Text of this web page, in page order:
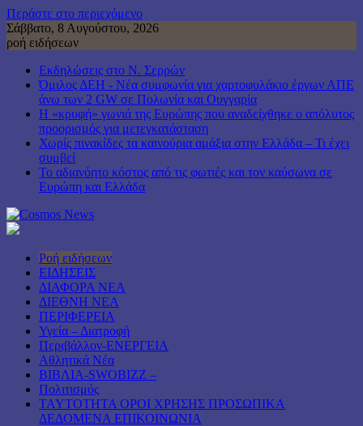
Περάστε στο περιεχόμενο
Σάββατο, 8 Αυγούστου, 2026
ροή ειδήσεων
Εκδηλώσεις στο Ν. Σερρών
Όμιλος ΔΕΗ - Νέα συμφωνία για χαρτοφυλάκιο έργων ΑΠΕ
άνω των 2 GW σε Πολωνία και Ουγγαρία
Η «κρυφή» γωνιά της Ευρώπης που αναδείχθηκε ο απόλυτος
προορισμός για μετεγκατάσταση
Χωρίς πινακίδες τα καινούρια αμάξια στην Ελλάδα – Τι έχει
συμβεί
Το αδιανόητο κόστος από τις φωτιές και τον καύσωνα σε
Ευρώπη και Ελλάδα
Ροή ειδήσεων
ΕΙΔΗΣΕΙΣ
ΔΙΑΦΟΡΑ ΝΕΑ
ΔΙΕΘΝΗ ΝΕΑ
ΠΕΡΙΦΕΡΕΙΑ
Υγεία – Διατροφή
Περιβάλλον-ΕΝΕΡΓΕΙΑ
Αθλητικά Νέα
ΒΙΒΛΙΑ-SWOBIZZ –
Πολιτισμός
TAYTOTHTA ΟΡΟΙ ΧΡΗΣΗΣ ΠΡΟΣΩΠΙΚΑ
ΔΕΔΟΜΕΝΑ ΕΠΙΚΟΙΝΩΝΙΑ